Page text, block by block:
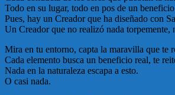
Todo en su lugar, todo en pos de un
Pues, hay un Creador que ha diseñado con
Un Creador que no realizó nada torpemente,
Mira en tu entorno, capta la maravilla que te
Cada elemento busca un beneficio real, te
Nada en la naturaleza escapa a esto.
O casi nada.